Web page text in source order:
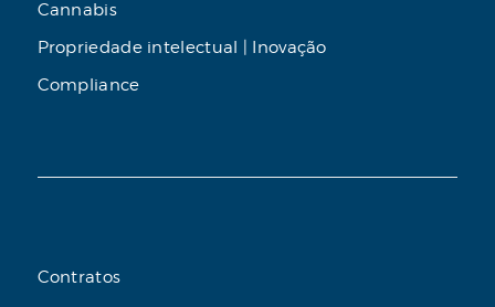
Cannabis
Propriedade intelectual | Inovação
Compliance
Contratos